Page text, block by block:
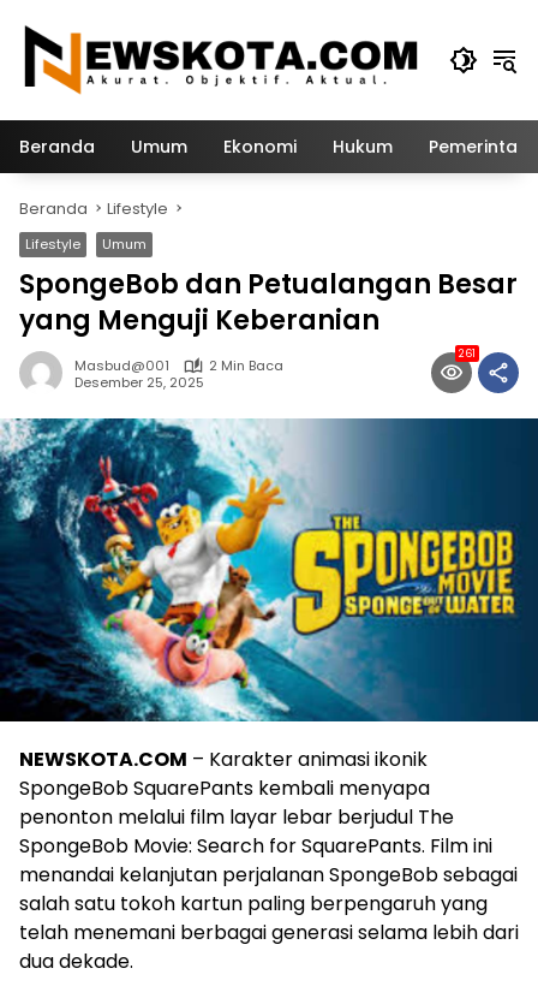
konten
Beranda Umum Ekonomi Hukum
Beranda Lifestyle
Lifestyle Umum
SpongeBob dan Petualangan Besar
yang Menguji Keberanian
Masbud@001
2 Min Baca
Desember 25, 2025
261
NEWSKOTA.COM – Karakter animasi ikonik
SpongeBob SquarePants kembali menyapa
penonton melalui film layar lebar berjudul The
SpongeBob Movie: Search for SquarePants. Film ini
menandai kelanjutan perjalanan SpongeBob sebagai
salah satu tokoh kartun paling berpengaruh yang
telah menemani berbagai generasi selama lebih dari
dua dekade.